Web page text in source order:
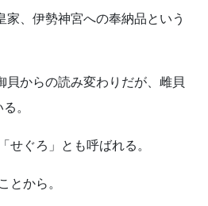
家、伊勢神宮への奉納品という
貝からの読み変わりだが、雌貝
。
せぐろ」とも呼ばれる。
とから。